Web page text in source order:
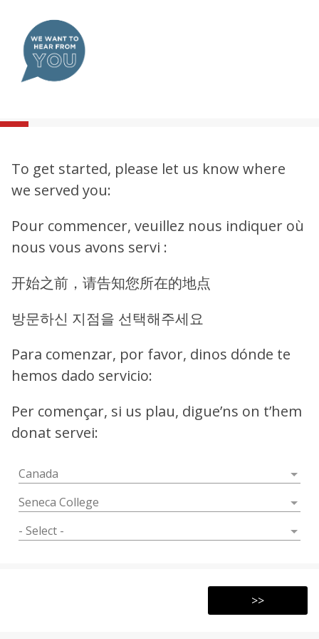
To get started, please let us know where
we served you:
Pour commencer, veuillez nous indiquer où
nous vous avons servi :
开始之前，请告知您所在的地点
방문하신 지점을 선택해주세요
Para comenzar, por favor, dinos dónde te
hemos dado servicio:
Per començar, si us plau, digue’ns on t’hem
donat servei:
>>